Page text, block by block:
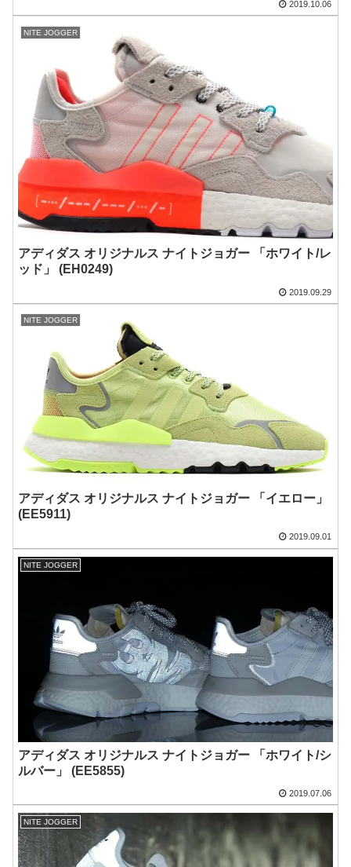
2019.10.06
NITE JOGGER
アディダス オリジナルス ナイトジョガー 「ホワイト/レ
ッド」 (EH0249)
2019.09.29
NITE JOGGER
アディダス オリジナルス ナイトジョガー 「イエロー」
(EE5911)
2019.09.01
NITE JOGGER
アディダス オリジナルス ナイトジョガー 「ホワイト/シ
ルバー」 (EE5855)
2019.07.06
NITE JOGGER